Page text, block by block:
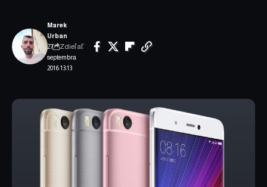
27.
septembra
2016 13:13
Marek
Urban
Zdieľať